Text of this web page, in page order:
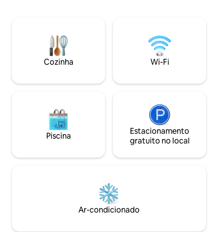
Quartos no 2º andar. Cozinha
totalmente abastecida, lavanderia com
máquina de lavar/secar roupa de
tamanho completo, pátio privativo e
estacionamento no local
localização
festivais, desfiles,
Pensacon e o
Descanse para
gratuito.
Cozinha Wi-Fi
Piscina
Estacionamento
gratuito no local
Ar-condicionado